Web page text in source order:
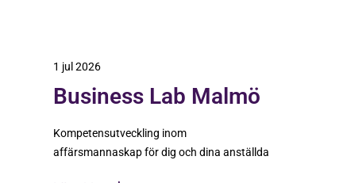
1 jul 2026
Business Lab Malmö
Kompetensutveckling inom
affärsmannaskap för dig och dina anställda